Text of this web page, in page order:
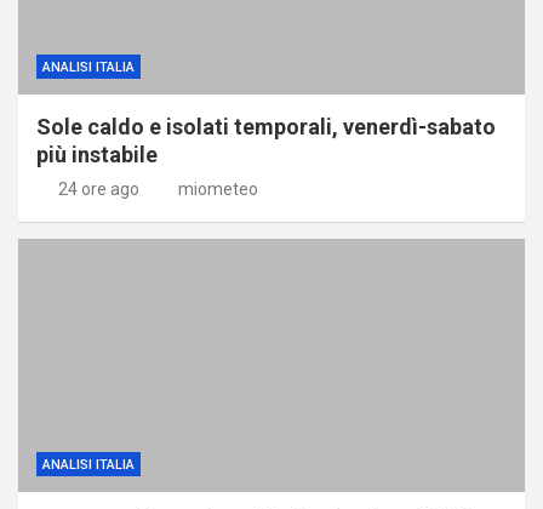
ANALISI ITALIA
Sole caldo e isolati temporali, venerdì-sabato
più instabile
24 ore ago miometeo
ANALISI ITALIA